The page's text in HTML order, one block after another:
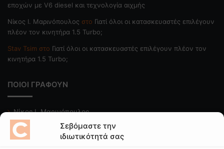
Σεβόμαστε την
ιδιωτικότητά σας
εποχών με V6 diesel και τεχνολογία αιχμής
Nίκος Ι. Mαρινόπουλος στο Γιατί όλοι οι κατασκευαστές επιλέγουν
πλέον τον κινητήρα 1.5 Turbo;
Stav Tsim στο Γιατί όλοι οι κατασκευαστές επιλέγουν πλέον τον
κινητήρα 1.5 Turbo;
ΠΟΙΟΙ ΓΡΑΦΟΥΝ
Νίκος Ι. Μαρινόπουλος
Κώστας Κάκκαβας
Νίκος Βαϊλακάκης